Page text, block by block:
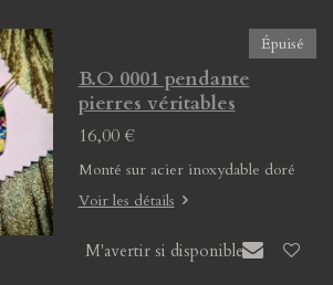
Épuisé
B.O 0001 pendante
pierres véritables
16,00 €
Monté sur acier inoxydable doré
Voir les détails
M'avertir si disponible